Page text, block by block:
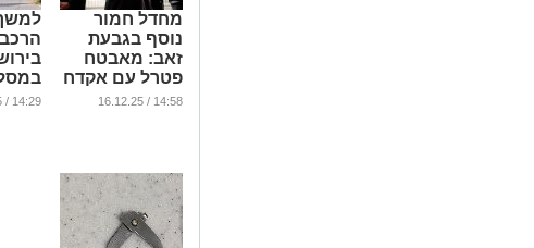
מחדל חמור
נוסף בגבעת
זאב: מאבטח
פטרל עם אקדח
דמה
14:58 / 16.12.25
| כל
14:29 / 16.12.25